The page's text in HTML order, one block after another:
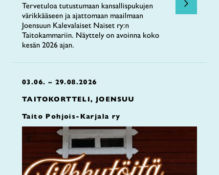
Tervetuloa tutustumaan kansallispukujen
värikkääseen ja ajattomaan maailmaan
Joensuun Kalevalaiset Naiset ry:n
Taitokammariin. Näyttely on avoinna koko
kesän 2026 ajan.
03.06. – 29.08.2026
TAITOKORTTELI, JOENSUU
Taito Pohjois-Karjala ry